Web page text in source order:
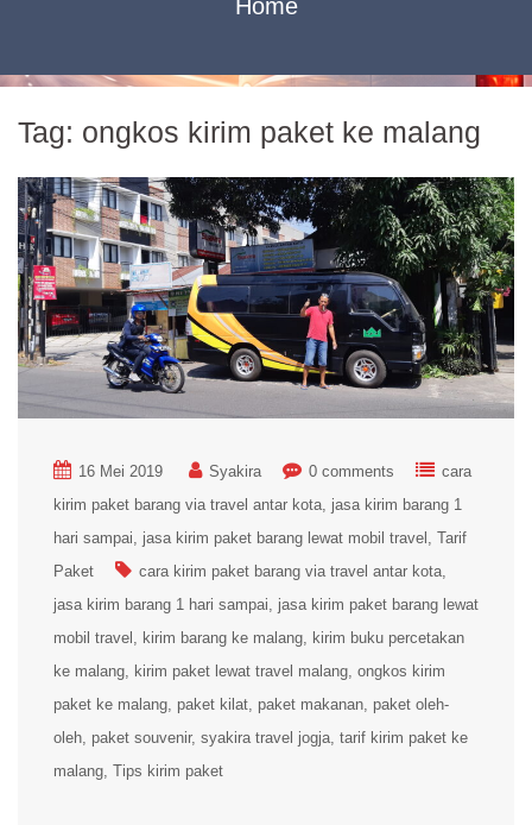
Home
Tag: ongkos kirim paket ke malang
16 Mei 2019 Syakira 0 comments
cara
kirim paket barang via travel antar kota jasa kirim barang 1
hari sampai
jasa kirim paket barang lewat mobil travel
Tarif
Paket
cara kirim paket barang via travel antar kota
jasa kirim barang 1 hari sampai
jasa kirim paket barang lewat
mobil travel
kirim barang ke malang
kirim buku percetakan
ke malang
kirim paket lewat travel malang ongkos kirim
paket ke malang paket kilat paket makanan paket oleh-
oleh paket souvenir syakira travel jogja tarif kirim paket ke
malang Tips kirim paket